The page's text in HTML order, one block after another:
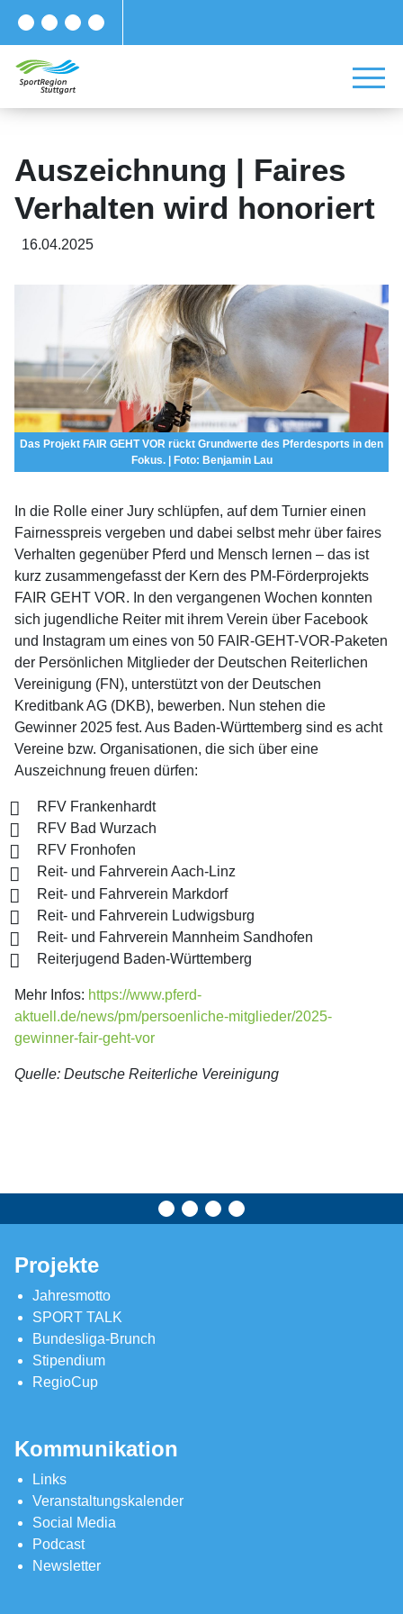
Auszeichnung | Faires
Verhalten wird honoriert
16.04.2025
Das Projekt FAIR GEHT VOR rückt Grundwerte des Pferdesports in den
Fokus. | Foto: Benjamin Lau
In die Rolle einer Jury schlüpfen, auf dem Turnier einen
Fairnesspreis vergeben und dabei selbst mehr über faires
Verhalten gegenüber Pferd und Mensch lernen – das ist
kurz zusammengefasst der Kern des PM-Förderprojekts
FAIR GEHT VOR. In den vergangenen Wochen konnten
sich jugendliche Reiter mit ihrem Verein über Facebook
und Instagram um eines von 50 FAIR-GEHT-VOR-Paketen
der Persönlichen Mitglieder der Deutschen Reiterlichen
Vereinigung (FN), unterstützt von der Deutschen
Kreditbank AG (DKB), bewerben. Nun stehen die
Gewinner 2025 fest. Aus Baden-Württemberg sind es acht
Vereine bzw. Organisationen, die sich über eine
Auszeichnung freuen dürfen:
RFV Frankenhardt
RFV Bad Wurzach
RFV Fronhofen
Reit- und Fahrverein Aach-Linz
Reit- und Fahrverein Markdorf
Reit- und Fahrverein Ludwigsburg
Reit- und Fahrverein Mannheim Sandhofen
Reiterjugend Baden-Württemberg
Mehr Infos: https://www.pferd-
aktuell.de/news/pm/persoenliche-mitglieder/2025-
gewinner-fair-geht-vor
Quelle: Deutsche Reiterliche Vereinigung
Projekte
Jahresmotto
SPORT TALK
Bundesliga-Brunch
Stipendium
RegioCup
Kommunikation
Links
Veranstaltungskalender
Social Media
Podcast
Newsletter